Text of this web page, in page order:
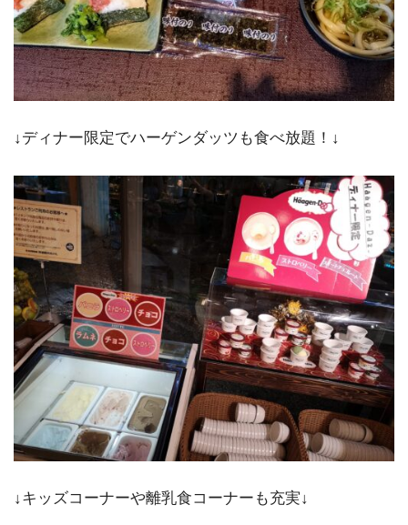
↓ディナー限定でハーゲンダッツも食べ放題！↓
↓キッズコーナーや離乳食コーナーも充実↓